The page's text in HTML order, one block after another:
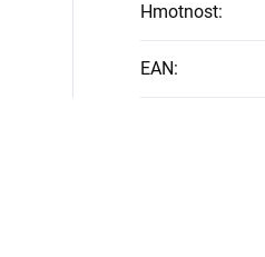
Hmotnost:
EAN: